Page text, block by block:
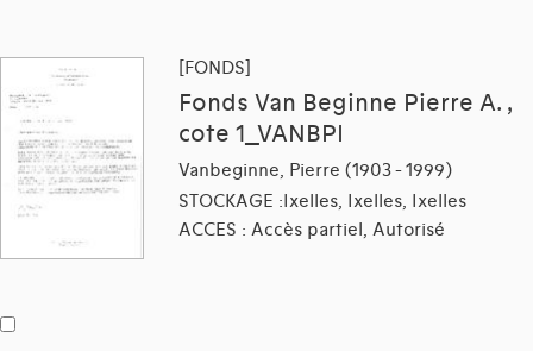
[FONDS]
Fonds Van Beginne Pierre A. ,
cote 1_VANBPI
Vanbeginne, Pierre (1903 - 1999)
STOCKAGE :Ixelles, Ixelles, Ixelles
ACCES : Accès partiel, Autorisé